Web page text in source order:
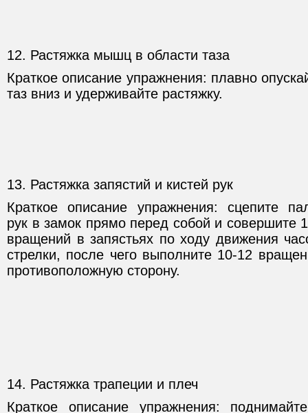
12. Растяжка мышц в области таза
Краткое описание упражнения: плавно
таз вниз и удерживайте растяжку.
13. Растяжка запястий и кистей рук
Краткое описание упражнения: сцепите
рук в замок прямо перед собой и совершите
вращений в запястьях по ходу движения
стрелки, после чего выполните 10-12
противоположную сторону.
14. Растяжка трапеции и плеч
Краткое описание упражнения: